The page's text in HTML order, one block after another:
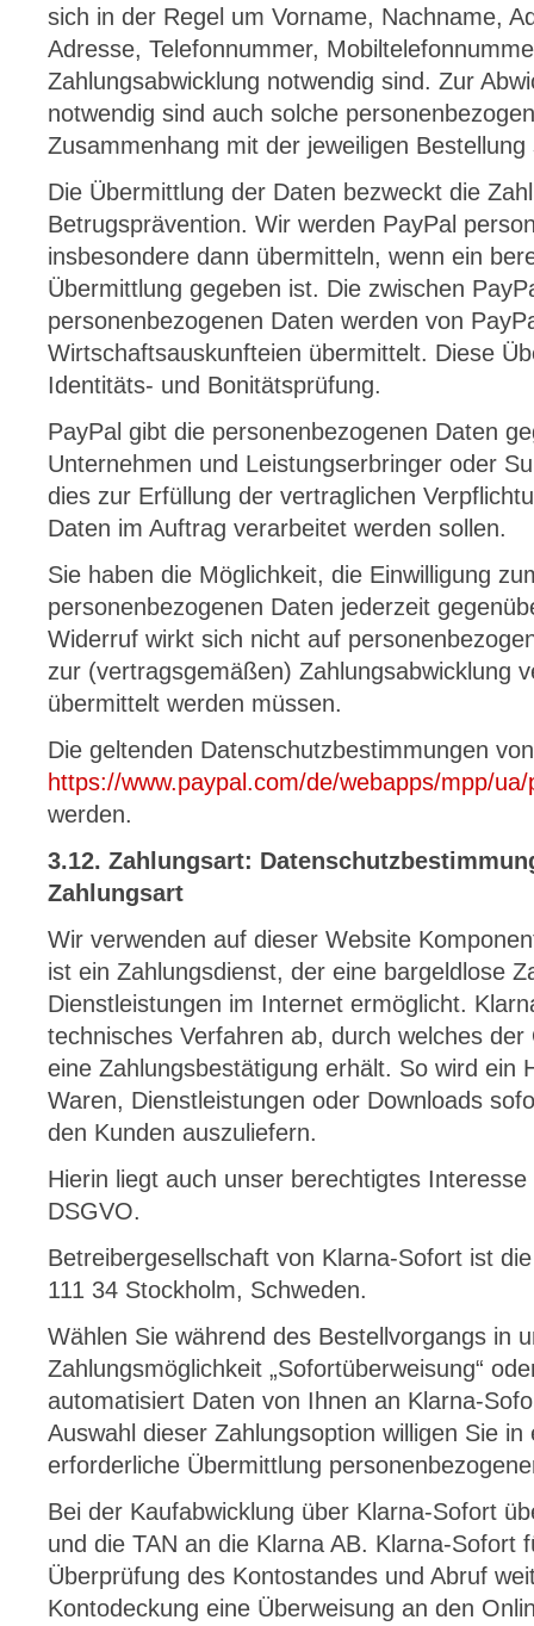
sich in der Regel um Vorname, Nachname,
Adresse, Telefonnummer,
Zahlungsabwicklung notwendig sind. Zur
notwendig sind auch solche
Zusammenhang mit der jeweiligen Bestellung
Die Übermittlung der Daten bezweckt die
Betrugsprävention. Wir werden PayPal
insbesondere dann übermitteln, wenn ein
Übermittlung gegeben ist. Die zwischen
personenbezogenen Daten werden von
Wirtschaftsauskunfteien übermittelt. Diese
Identitäts- und Bonitätsprüfung.
PayPal gibt die personenbezogenen Daten
Unternehmen und Leistungserbringer oder
dies zur Erfüllung der vertraglichen
Daten im Auftrag verarbeitet werden sollen.
Sie haben die Möglichkeit, die Einwilligung
personenbezogenen Daten jederzeit
Widerruf wirkt sich nicht auf
zur (vertragsgemäßen) Zahlungsabwicklung
übermittelt werden müssen.
Die geltenden Datenschutzbestimmungen
https://www.paypal.com/de/webapps/mpp/
werden.
3.12. Zahlungsart:
Zahlungsart
Wir verwenden auf dieser Website
ist ein Zahlungsdienst, der eine bargeldlose
Dienstleistungen im Internet ermöglicht.
technisches Verfahren ab, durch welches
eine Zahlungsbestätigung erhält. So wird ein
Waren, Dienstleistungen oder Downloads
den Kunden auszuliefern.
Hierin liegt auch unser berechtigtes
DSGVO.
Betreibergesellschaft von Klarna-Sofort ist
111 34 Stockholm, Schweden.
Wählen Sie während des Bestellvorgangs in
Zahlungsmöglichkeit „Sofortüberweisung“
automatisiert Daten von Ihnen an Klarna-
Auswahl dieser Zahlungsoption willigen Sie
erforderliche Übermittlung
Bei der Kaufabwicklung über Klarna-Sofort
und die TAN an die Klarna AB. Klarna-Sofort
Überprüfung des Kontostandes und Abruf
Kontodeckung eine Überweisung an den